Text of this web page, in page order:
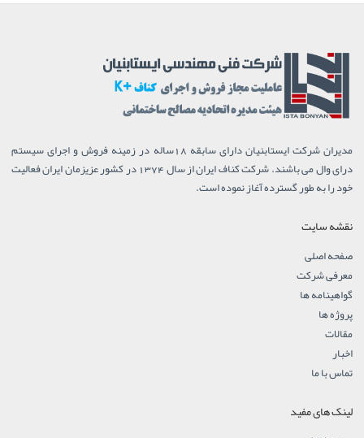
مدیران شرکت ایستابنیان دارای سابقه 18ساله در زمینه فروش و اجرای سیستم
درای وال می باشند. شرکت کناف ایران از سال 1374 در کشور عزیزمان ایران فعالیت
خود را به طور گسترده آغاز نموده است.
نقشه سایت
صفحه اصلی
معرفی شرکت
گواهینامه ها
پروژه ها
مقالات
اخبار
تماس با ما
لینک های مفید